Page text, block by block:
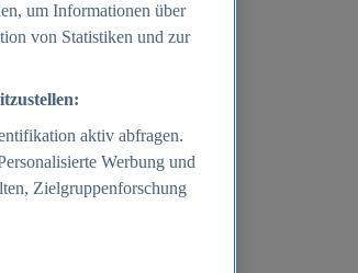
um Informationen über
von Statistiken und zur
aktiv abfragen.
Werbung und
Zielgruppenforschung